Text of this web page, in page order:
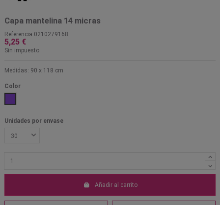
Capa mantelina 14 micras
Referencia 0210279168
5,25 €
Sin impuesto
Medidas: 90 x 118 cm
Color
Unidades por envase
Añadir al carrito